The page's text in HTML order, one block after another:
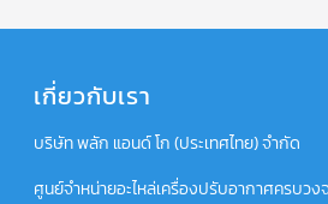
เกี่ยวกับเรา
บริษัท พลัก แอนด์ โก (ประเทศไทย) จำกัด
ศูนย์จำหน่ายอะไหล่เครื่องปรับอากาศครบวง